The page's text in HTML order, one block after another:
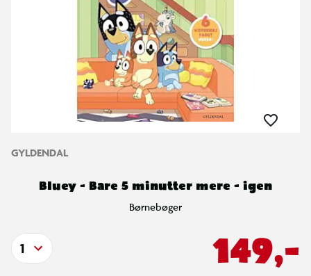
GYLDENDAL
Bluey - Bare 5 minutter mere - igen
Børnebøger
149,-
1